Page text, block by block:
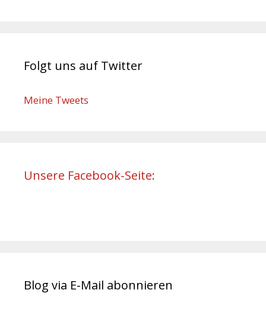
Folgt uns auf Twitter
Meine Tweets
Unsere Facebook-Seite:
Blog via E-Mail abonnieren